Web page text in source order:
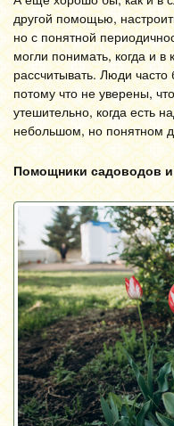
другой помощью,
но с понятной
могли понимать, когда и
рассчитывать. Люди
потому что не уверены,
утешительно, когда есть
небольшом, но понятном
Помощники садоводов и